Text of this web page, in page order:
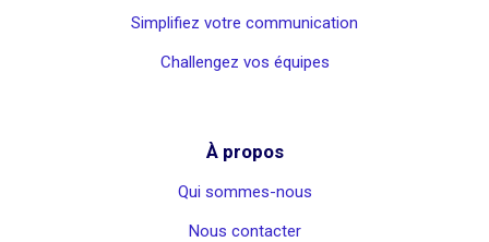
Simplifiez votre communication
Challengez vos équipes
À propos
Qui sommes-nous
Nous contacter